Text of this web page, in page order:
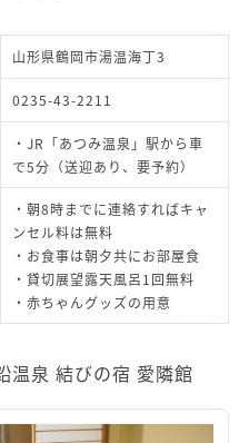
山形県鶴岡市湯温海丁3
0235-43-2211
・JR「あつみ温泉」駅から車
で5分（送迎あり、要予約）
・朝8時までに連絡すればキャ
ンセル料は無料
・お食事は朝夕共にお部屋食
・貸切展望露天風呂1回無料
・赤ちゃんグッズの用意
温泉 結びの宿 愛隣館